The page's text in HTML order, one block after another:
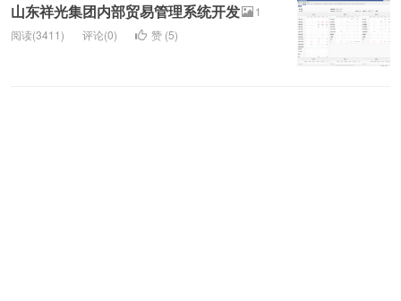
山东祥光集团内部贸易管理系统开发
1
阅读(3411)
评论(0) 赞 (5)